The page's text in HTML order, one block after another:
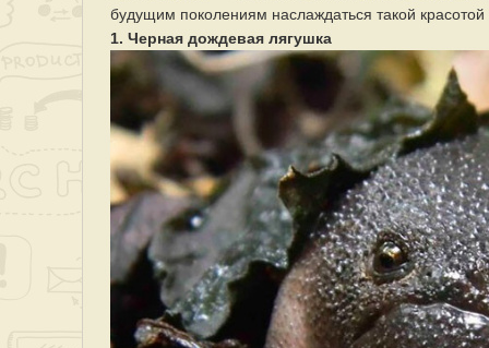
будущим поколениям наслаждаться такой
1. Черная дождевая лягушка